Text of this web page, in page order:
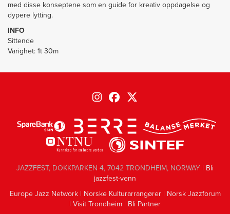
med disse konseptene som en guide for kreativ oppdagelse og
dypere lytting.
INFO
Sittende
Varighet: 1t 30m
JAZZFEST, DOKKPARKEN 4, 7042 TRONDHEIM, NORWAY | Bli
jazzfest-venn
Europe Jazz Network| Norske Kulturarrangører| Norsk Jazzforum
| Visit Trondheim | Bli Partner